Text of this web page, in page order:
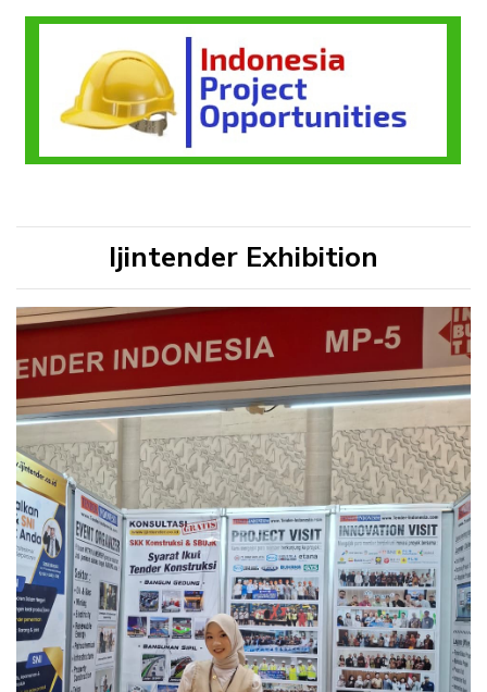
Ijintender Exhibition